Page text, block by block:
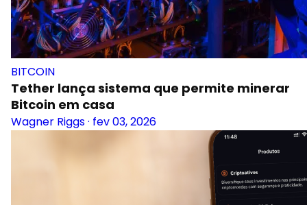
BITCOIN
Tether lança sistema que permite minerar
Bitcoin em casa
Wagner Riggs· fev 03, 2026